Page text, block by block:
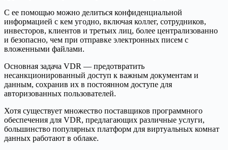
С ее помощью можно делиться конфиденциальной
информацией с кем угодно, включая коллег, сотрудников,
инвесторов, клиентов и третьих лиц, более централизованно
и безопасно, чем при отправке электронных писем с
вложенными файлами.
Основная задача VDR — предотвратить
несанкционированный доступ к важным документам и
данным, сохранив их в постоянном доступе для
авторизованных пользователей.
Хотя существует множество поставщиков программного
обеспечения для VDR, предлагающих различные услуги,
большинство популярных платформ для виртуальных комнат
данных работают в облаке.